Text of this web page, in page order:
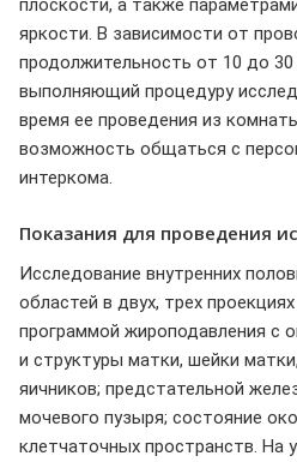
плоскости, а также
яркости. В зависимости от
продолжительность от 10 до 30
выполняющий процедуру
время ее проведения из
возможность общаться с
интеркома.
Показания для проведения
Исследование внутренних
областей в двух, трех
программой жироподавления с
и структуры матки, шейки
яичников; предстательной
мочевого пузыря; состояние
клетчаточных пространств. На